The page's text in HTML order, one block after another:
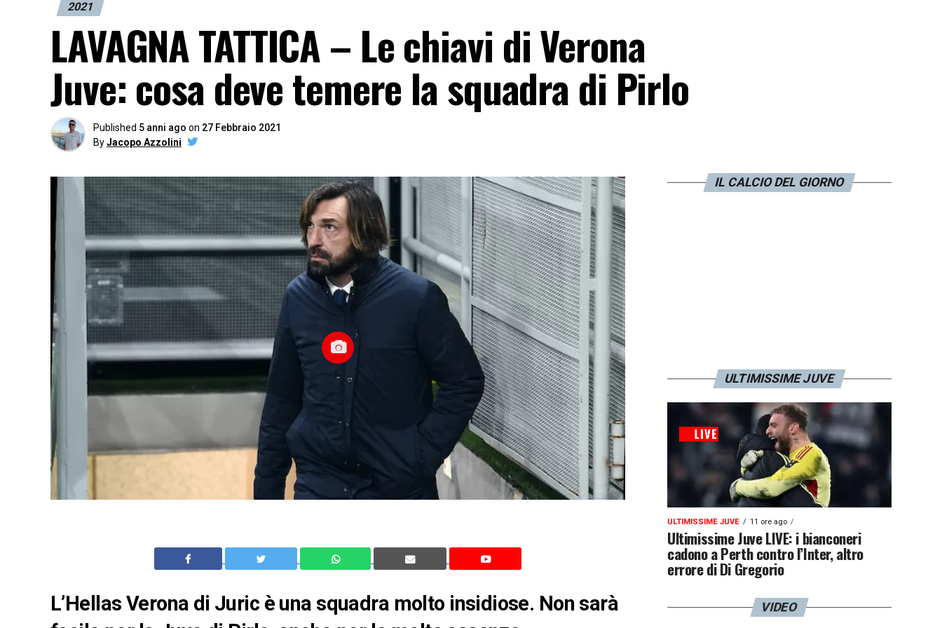
2021
LAVAGNA TATTICA – Le chiavi di Verona
Juve: cosa deve temere la squadra di Pirlo
Published 5 anni ago on 27 Febbraio 2021
ByJacopo Azzolini
L’Hellas Verona di Juric è una squadra molto insidiose. Non sarà
IL CALCIO DEL GIORNO
ULTIMISSIME JUVE
ULTIMISSIME JUVE 11 ore ago
Ultimissime Juve LIVE: i bianconeri
cadono a Perth contro l’Inter, altro
errore di Di Gregorio
VIDEO